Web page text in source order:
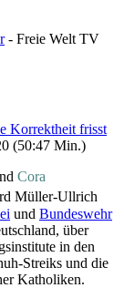
- Freie Welt TV
Korrektheit frisst
(50:47 Min.)
Cora
Müller-Ullrich
und Bundeswehr
über
in den
Streiks und die
Katholiken.